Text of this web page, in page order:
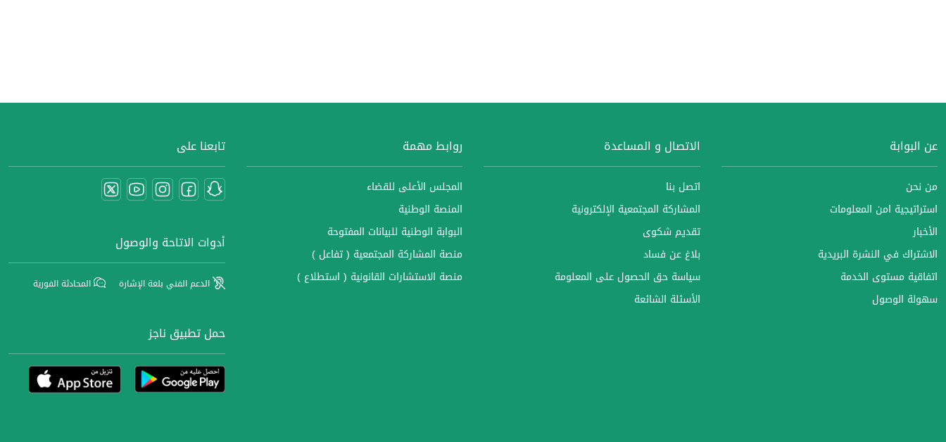
عن البوابة
من نحن
استراتيجية امن المعلومات
الأخبار
الاشتراك في النشرة البريدية
اتفاقية مستوى الخدمة
سهولة الوصول
الاتصال و المساعدة
اتصل بنا
المشاركة المجتمعية الإلكترونية
تقديم شكوى
بلاغ عن فساد
سياسة حق الحصول على المعلومة
الأسئلة الشائعة
روابط مهمة
المجلس الأعلى للقضاء
المنصة الوطنية
البوابة الوطنية للبيانات المفتوحة
منصة المشاركة المجتمعية ( تفاعل )
منصة الاستشارات القانونية ( استطلاع )
تابعنا على
أدوات الاتاحة والوصول
الدعم الفني بلغة الإشارة المحادثة الفورية
حمل تطبيق ناجز